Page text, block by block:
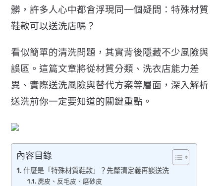
髒，許多人心中都會浮現同一個疑問：特殊材質
鞋款可以送洗店嗎？
看似簡單的清洗問題，其實背後隱藏不少風險與
誤區。這篇文章將從材質分類、洗衣店能力差
異、 實際送洗風險與替代方案等層面， 深入解析
送洗前你一定要知道的關鍵重點。
內容目錄
什麼是「特殊材質鞋款」？先釐清定義再談送洗
麂皮、反毛皮、磨砂皮